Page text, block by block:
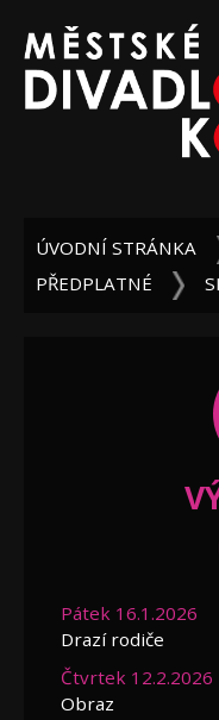
ÚVODNÍ STRÁNKA
PŘEDPLATNÉ
Pátek 16.1.2026
Drazí rodiče
Čtvrtek 12.2.2026
Obraz